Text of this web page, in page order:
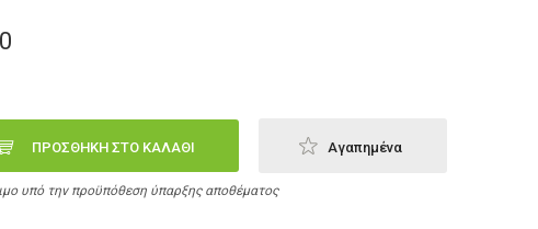
ΠΡΟΣΘΗΚΗ ΣΤΟ ΚΑΛΑΘΙ Αγαπημένα
υπό την προϋπόθεση ύπαρξης αποθέματος